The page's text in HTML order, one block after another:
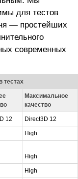
для тестов
— простейших
современных
тестах
Максимальное
качество
12 Direct3D 12
High
High
High